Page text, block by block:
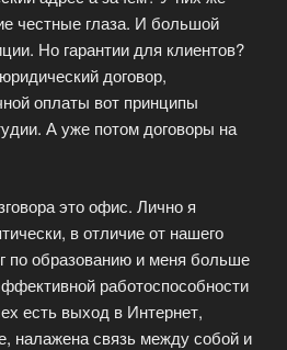
честные глаза. И большой
Но гарантии для клиентов?
договор,
оплаты вот принципы
А уже потом договоры на
это офис. Лично я
в отличие от нашего
по образованию и меня больше
работоспособности
есть выход в Интернет,
налажена связь между собой и